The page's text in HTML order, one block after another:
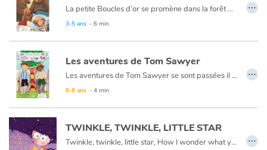
À l'école
Fêtes et évènements
Amour et amitié
Émotions et sentiments
La petite Boucles d’or se promène dans la forêt quand elle aperçoit une maison et, pleine de curiosité, décide d’y entrer… Mais à qui appartient-elle ? Boucles d’or va alors goûter tour à tour les trois soupes sur la table car l’une est trop chaude, l’autre est trop froide, et la dernière est juste à point !
Ce livre est aussi disponible en anglais :
3-5 ans - 6 min
…
Les aventures de Tom Sawyer
Les aventures de Tom Sawyer se sont passées il y a bien longtemps en Amérique à l'époque de la conquête de l'ouest, des cowboys et des Indiens. C'est l'histoire d'un garçon un peu sauvage, comme l'était son pays à cette époque.
Ce livre est aussi disponible en anglais :
6-8 ans - 4 min
…
TWINKLE, TWINKLE, LITTLE STAR
Twinkle, twinkle, little star, How I wonder what you are. …